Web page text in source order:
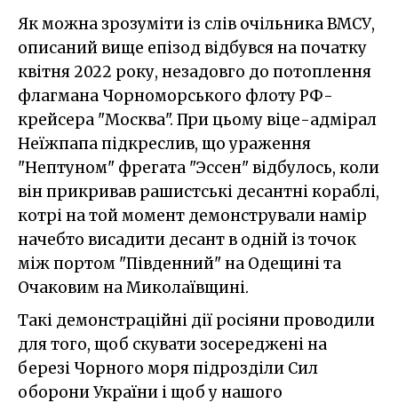
Як можна зрозуміти із слів очільника ВМСУ,
описаний вище епізод відбувся на початку
квітня 2022 року, незадовго до потоплення
флагмана Чорноморського флоту РФ-
крейсера "Москва". При цьому віце-адмірал
Неїжпапа підкреслив, що ураження
"Нептуном" фрегата "Эссен" відбулось, коли
він прикривав рашистські десантні кораблі,
котрі на той момент демонстрували намір
начебто висадити десант в одній із точок
між портом "Південний" на Одещині та
Очаковим на Миколаївщині.
Такі демонстраційні дії росіяни проводили
для того, щоб скувати зосереджені на
березі Чорного моря підрозділи Сил
оборони України і щоб у нашого